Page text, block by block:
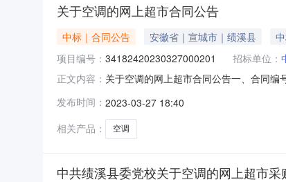
关于空调的网上超市合同公告
中标｜合同公告 安徽省｜宣城市｜绩溪县
项目编号： 34182420230327000201 招标单位：
正文内容： 关于空调的网上超市合同公告一、合同
徽省宣城市绩溪县安徽省宣城市绩溪县华
发布时间： 2023-03-27 18:40
相关产品：
空调
中共绩溪县委党校关于空调的网上超市